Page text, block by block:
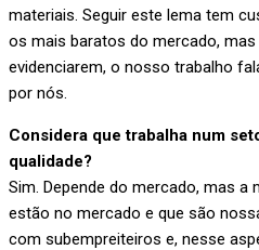
materiais. Seguir este lema tem
os mais baratos do mercado,
evidenciarem, o nosso trabalho
por nós.
Considera que trabalha num
qualidade?
Sim. Depende do mercado, mas a
estão no mercado e que são
com subempreiteiros e, nesse